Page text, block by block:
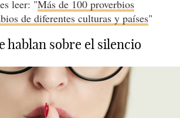
leer: "Más de 100 proverbios
de diferentes culturas y países"
hablan sobre el silencio